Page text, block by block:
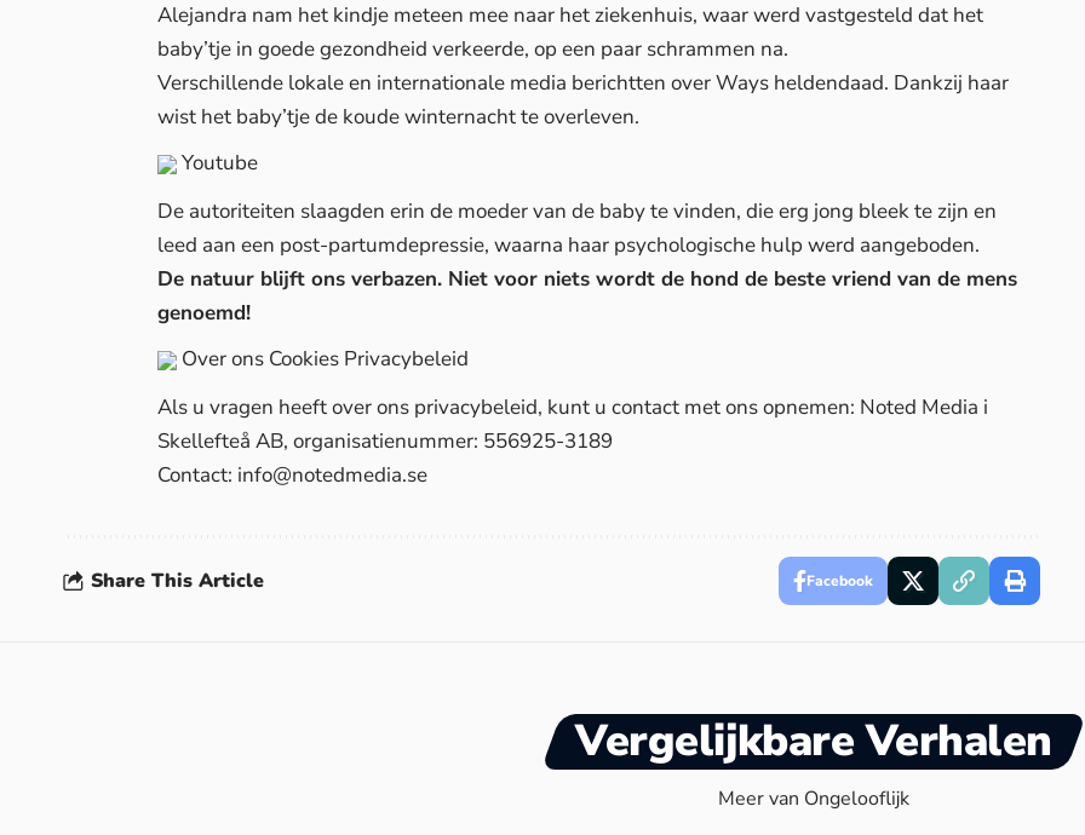
Alejandra nam het kindje meteen mee naar het ziekenhuis, waar werd vastgesteld dat het
baby’tje in goede gezondheid verkeerde, op een paar schrammen na.
Verschillende lokale en internationale media berichtten over Ways heldendaad. Dankzij haar
wist het baby’tje de koude winternacht te overleven.
Youtube
De autoriteiten slaagden erin de moeder van de baby te vinden, die erg jong bleek te zijn en
leed aan een post-partumdepressie, waarna haar psychologische hulp werd aangeboden.
De natuur blijft ons verbazen. Niet voor niets wordt de hond de beste vriend van de mens
genoemd!
Over ons Cookies Privacybeleid
Als u vragen heeft over ons privacybeleid, kunt u contact met ons opnemen: Noted Media i
Skellefteå AB, organisatienummer: 556925-3189
Contact: info@notedmedia.se
Share This Article Facebook
Vergelijkbare Verhalen
Meer van Ongelooflijk